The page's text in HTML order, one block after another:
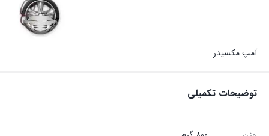
آمپ مکسیدر
توضیحات تکمیلی